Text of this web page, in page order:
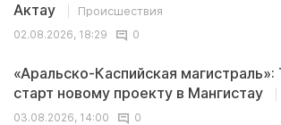
Актау
Происшествия
02.08.2026, 18:29
0
«Аральско-Каспийская магистраль»:
старт новому проекту в Мангистау
03.08.2026, 14:00
0